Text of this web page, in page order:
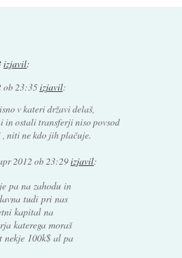
izjavil:
ob 23:35izjavil:
v kateri državi delaš,
in ostali transferji niso povsod
, niti ne kdo jih plačuje.
2012 ob 23:29izjavil:
pa na zahodu in
tudi pri nas
kapital na
katerega moraš
nekje 100k$ al pa